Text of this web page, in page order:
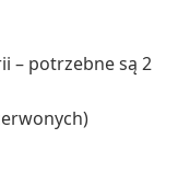
– potrzebne są 2